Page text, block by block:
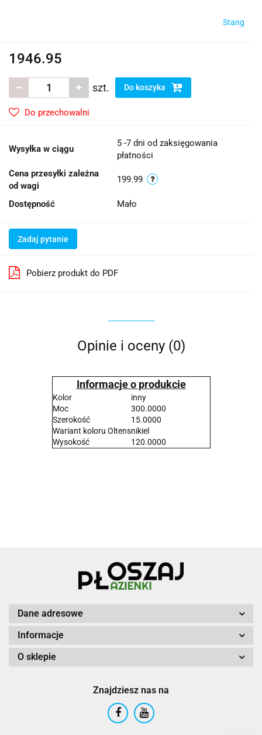
Stang
1946.95
szt. Do koszyka
Do przechowalni
Wysyłka w ciągu
5 -7 dni od zaksięgowania
płatności
Cena przesyłki zależna
od wagi
199.99
Dostępność Mało
Zadaj pytanie
Pobierz produkt do PDF
Opinie i oceny (0)
Informacje o produkcie
Kolor
inny
Moc
300.0000
Szerokość
15.0000
Wariant koloru Oltensnikiel
Wysokość
120.0000
Dane adresowe
Informacje
O sklepie
Znajdziesz nas na